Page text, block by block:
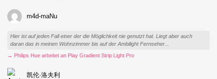
m4d-maNu
Hier ist auf jeden Fall einer der die Möglichkeit nie genutzt hat. Liegt aber auch
daran das in meinen Wohnzimmer bis auf der Ambilight Fernseher...
→ Philips Hue arbeitet an Play Gradient Strip Light Pro
凯伦·洛夫利